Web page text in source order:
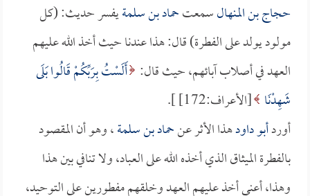
حجاج بن المنهالسمعتحماد بن سلمةيفسر حديث: (كل
مولود يولد على الفطرة) قال: هذا عندنا حيث أخذ الله عليهم
العهد في أصلاب آبائهم، حيث قال: أَلَسْتُ بِرَبِّكُمْ قَالُوا بَلَى
شَهِدْنَا [الأعراف:172] ].
أوردأبو داودهذا الأثر عنحماد بن سلمة، وهو أن المقصود
بالفطرة الميثاق الذي أخذه الله على العباد، ولا تنافي بين هذا
وهذا، أعني أخذ عليهم العهد وخلقهم مفطورين على التوحيد،